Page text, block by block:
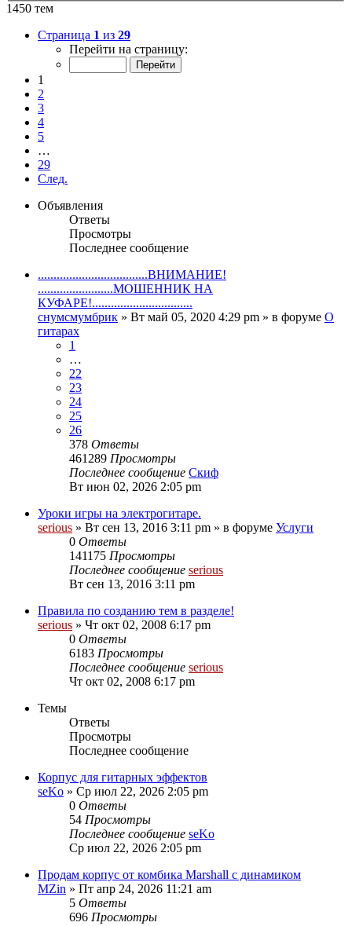
1450 тем
Страница 1 из 29
Перейти на страницу:
1
2
3
4
5
…
29
След.
Объявления
Ответы
Просмотры
Последнее сообщение
...................................ВНИМАНИЕ!
........................МОШЕННИК НА
КУФАРЕ!................................
снумсмумбрик » Вт май 05, 2020 4:29 pm » в форуме О
гитарах
1
…
22
23
24
25
26
378 Ответы
461289 Просмотры
Последнее сообщение Скиф
Вт июн 02, 2026 2:05 pm
Уроки игры на электрогитаре.
serious » Вт сен 13, 2016 3:11 pm » в форуме Услуги
0 Ответы
141175 Просмотры
Последнее сообщение serious
Вт сен 13, 2016 3:11 pm
Правила по созданию тем в разделе!
serious » Чт окт 02, 2008 6:17 pm
0 Ответы
6183 Просмотры
Последнее сообщение serious
Чт окт 02, 2008 6:17 pm
Темы
Ответы
Просмотры
Последнее сообщение
Корпус для гитарных эффектов
seKo » Ср июл 22, 2026 2:05 pm
0 Ответы
54 Просмотры
Последнее сообщение seKo
Ср июл 22, 2026 2:05 pm
Продам корпус от комбика Marshall с динамиком
MZin » Пт апр 24, 2026 11:21 am
5 Ответы
696 Просмотры